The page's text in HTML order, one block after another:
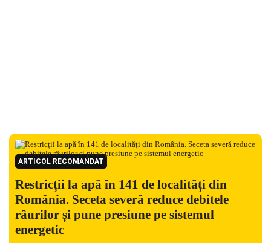
ARTICOL RECOMANDAT
Restricții la apă în 141 de localități din
România. Seceta severă reduce debitele
râurilor și pune presiune pe sistemul
energetic